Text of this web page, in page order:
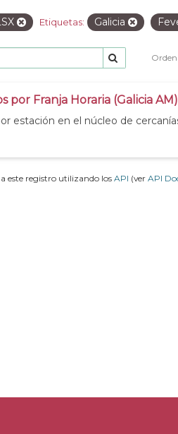
Etiquetas: Galicia
por Franja Horaria (Galicia AM)
estación en el núcleo de
este registro utilizando losAPI (ver API